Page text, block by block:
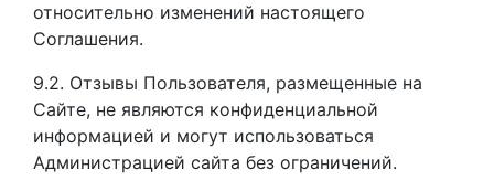
относительно изменений настоящего
Соглашения.
9.2. Отзывы Пользователя, размещенные на
Сайте, не являются конфиденциальной
информацией и могут использоваться
Администрацией сайта без ограничений.